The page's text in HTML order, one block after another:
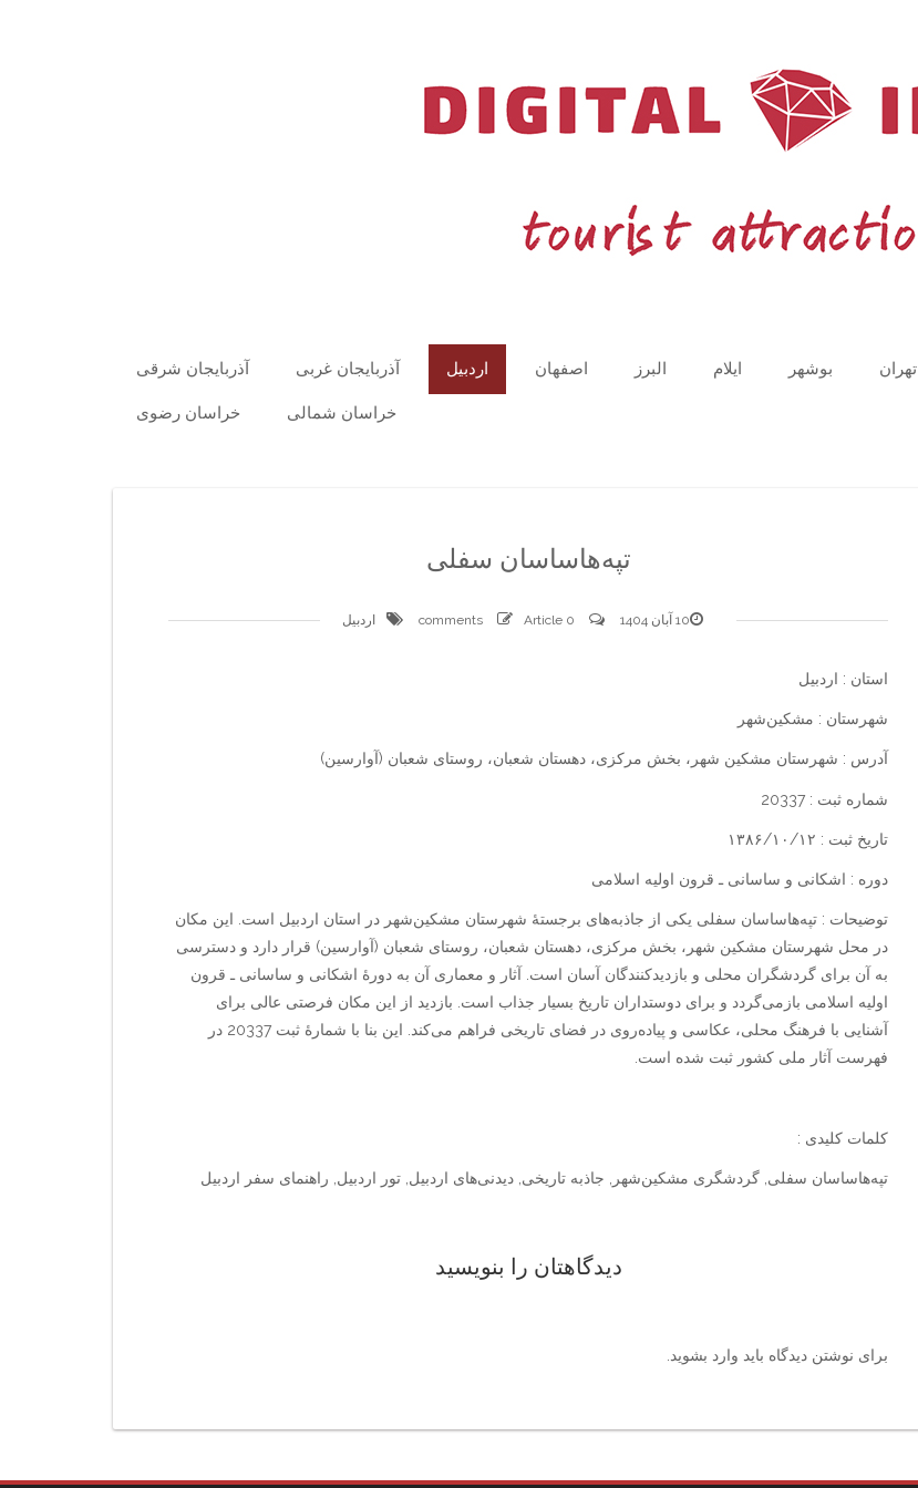
آذربایجان شرقی آذربایجان غربی اردبیل اصفهان البرز ایلام بوشهر تهران
خراسان رضوی خراسان شمالی
تپه‌هاساسان سفلی
10 آبان 1404 0 comments
Article اردبیل
استان : اردبیل
شهرستان : مشکین‌شهر
آدرس : شهرستان مشکین شهر، بخش مرکزی، دهستان شعبان، روستای شعبان (آوارسین)
شماره ثبت : 20337
تاریخ ثبت : ۱۳۸۶/۱۰/۱۲
دوره : اشکانی و ساسانی ـ قرون اولیه اسلامی
توضیحات : تپه‌هاساسان سفلی یکی از جاذبه‌های برجستهٔ شهرستان مشکین‌شهر در استان اردبیل است. این مکان
در محل شهرستان مشکین شهر، بخش مرکزی، دهستان شعبان، روستای شعبان (آوارسین) قرار دارد و دسترسی
به آن برای گردشگران محلی و بازدیدکنندگان آسان است. آثار و معماری آن به دورهٔ اشکانی و ساسانی ـ قرون
اولیه اسلامی بازمی‌گردد و برای دوستداران تاریخ بسیار جذاب است. بازدید از این مکان فرصتی عالی برای
آشنایی با فرهنگ محلی، عکاسی و پیاده‌روی در فضای تاریخی فراهم می‌کند. این بنا با شمارهٔ ثبت 20337 در
فهرست آثار ملی کشور ثبت شده است.
کلمات کلیدی :
تپه‌هاساسان سفلی, گردشگری مشکین‌شهر, جاذبه تاریخی, دیدنی‌های اردبیل, تور اردبیل, راهنمای سفر اردبیل
دیدگاهتان را بنویسید
برای نوشتن دیدگاه باید وارد بشوید